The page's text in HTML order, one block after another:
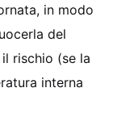
in modo
del
rischio (se la
interna